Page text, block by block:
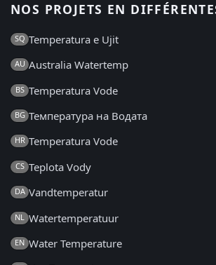
NOS PROJETS EN
SQ Temperatura e Ujit
AU Australia Watertemp
BS Temperatura Vode
BG Температура на Водата
HR Temperatura Vode
CS Teplota Vody
DA Vandtemperatur
NL Watertemperatuur
EN Water Temperature